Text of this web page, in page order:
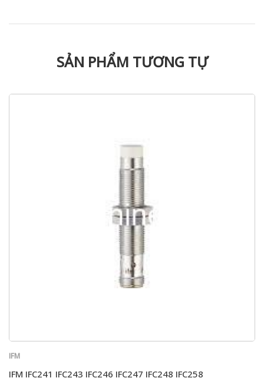
SẢN PHẨM TƯƠNG TỰ
IFM
IFM IFC241 IFC243 IFC246 IFC247 IFC248 IFC258